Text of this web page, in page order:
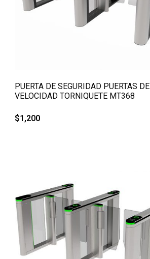
PUERTA DE SEGURIDAD PUERTAS DE
VELOCIDAD TORNIQUETE MT368
$1,200